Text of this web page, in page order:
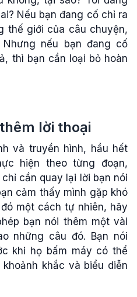
Nếu bạn đang cố chỉ ra
thế giới của câu chuyện,
nếu bạn đang cố
thì bạn cần loại bỏ hoàn
lời thoại
và truyền hình, hầu hết
hiện theo từng đoạn,
cần quay lại lời bạn nói
cảm thấy mình gặp khó
một cách tự nhiên, hãy
bạn nói thêm một vài
những câu đó. Bạn nói
khi họ bấm máy có thể
khắc và biểu diễn